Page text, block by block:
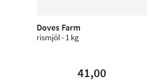
Doves Farm
rismjöl - 1 kg
41,00